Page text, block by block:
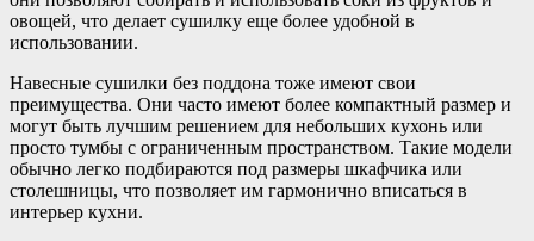
овощей, что делает сушилку еще более удобной в
использовании.
Навесные сушилки без поддона тоже имеют свои
преимущества. Они часто имеют более компактный размер и
могут быть лучшим решением для небольших кухонь или
просто тумбы с ограниченным пространством. Такие модели
обычно легко подбираются под размеры шкафчика или
столешницы, что позволяет им гармонично вписаться в
интерьер кухни.